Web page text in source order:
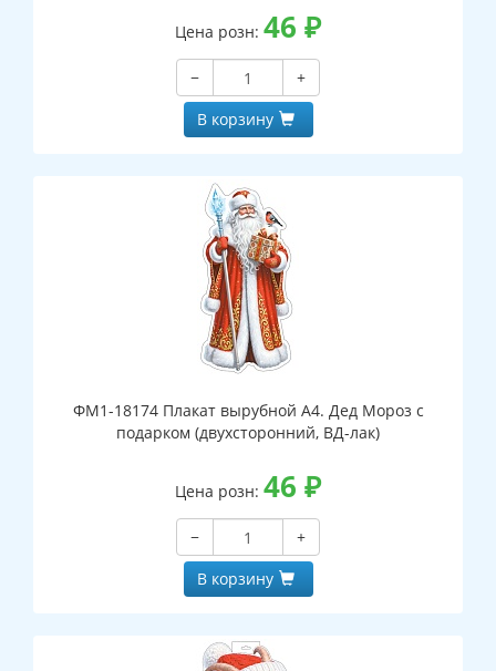
Цена розн: 46 ₽
−
+
В корзину
ФМ1-18174 Плакат вырубной А4. Дед Мороз с
подарком (двухсторонний, ВД-лак)
Цена розн: 46 ₽
−
+
В корзину